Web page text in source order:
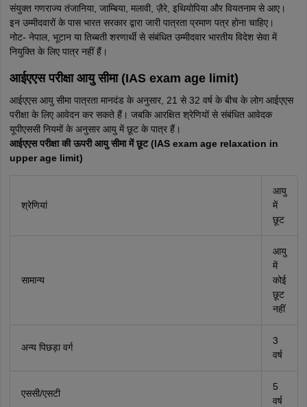
संयुक्त गणराज्य तंजानिया, जाम्बिया, मलावी, ज़ैरे, इथियोपिया और वियतनाम से आए।
इन उम्मीदवारों के पास भारत सरकार द्वारा जारी पात्रता प्रमाण पत्र होना चाहिए।
नोट- नेपाल, भूटान या तिब्बती शरणार्थी से संबंधित उम्मीदवार भारतीय विदेश सेवा में
नियुक्ति के लिए पात्र नहीं हैं।
आईएएस परीक्षा आयु सीमा (IAS exam age limit)
आईएएस आयु सीमा पात्रता मानदंड के अनुसार, 21 से 32 वर्ष के बीच के लोग आईएएस
परीक्षा के लिए आवेदन कर सकते हैं। जबकि आरक्षित श्रेणियों से संबंधित आवेदक
यूपीएससी नियमों के अनुसार आयु में छूट के पात्र हैं।
आईएएस परीक्षा की ऊपरी आयु सीमा में छूट (IAS exam age relaxation in
upper age limit)
श्रेणियां
आयु
में
छूट
सामान्य
आयु
में
कोई
छूट
नहीं
अन्य पिछड़ा वर्ग
3
वर्ष
एससी/एसटी
5
वर्ष